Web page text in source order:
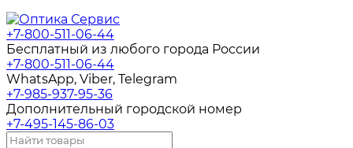
+7-800-511-06-44
Бесплатный из любого города России
+7-800-511-06-44
WhatsApp, Viber, Telegram
+7-985-937-95-36
Дополнительный городской номер
+7-495-145-86-03